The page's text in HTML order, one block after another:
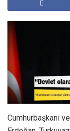
Cumhurbaşkanı